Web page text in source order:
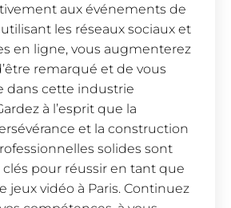
aux événements de
les réseaux sociaux et
en ligne, vous augmenterez
remarqué et de vous
dans cette industrie
à l’esprit que la
et la construction
solides sont
pour réussir en tant que
jeux vidéo à Paris. Continuez